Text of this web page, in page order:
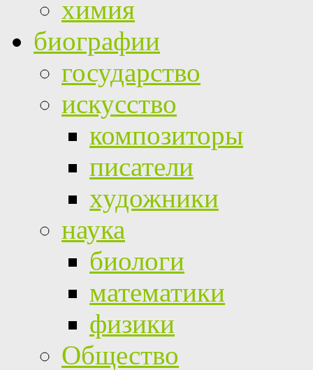
химия
биографии
государство
искусство
композиторы
писатели
художники
наука
биологи
математики
физики
Общество